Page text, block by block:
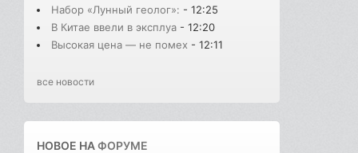
Набор «Лунный геолог»: - 12:25
В Китае ввели в эксплуа - 12:20
Высокая цена — не помех - 12:11
все новости
НОВОЕ НАФОРУМЕ